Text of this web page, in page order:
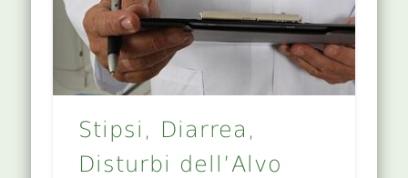
Stipsi, Diarrea,
Disturbi dell’Alvo